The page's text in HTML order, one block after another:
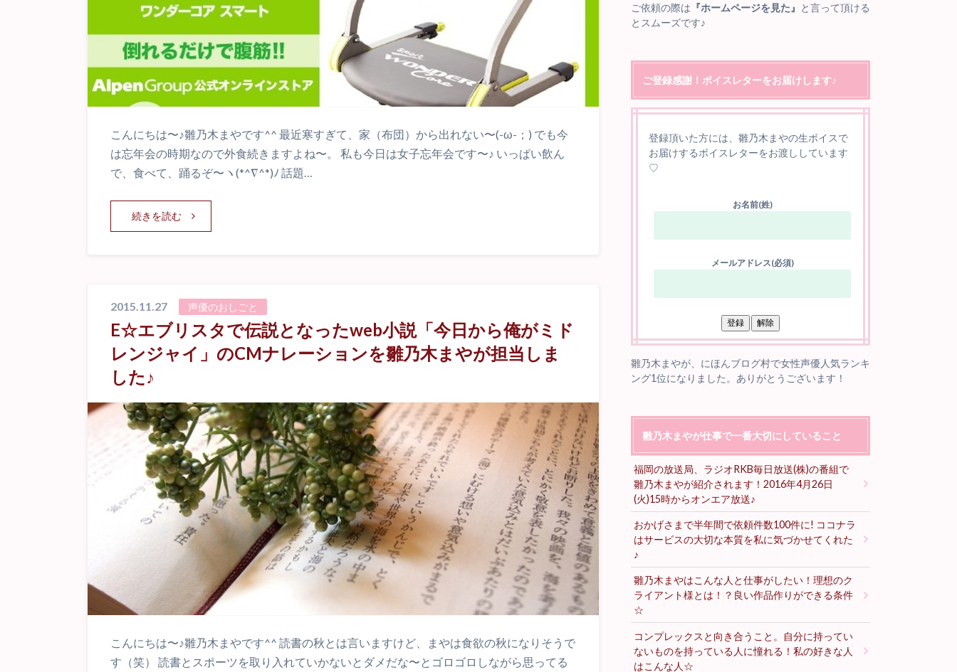
こんにちは〜♪雛乃木まやです^^ 最近寒すぎて、家（布団）から出れない〜(-ω-；) でも今
は忘年会の時期なので外食続きますよね〜。 私も今日は女子忘年会です〜♪ いっぱい飲ん
で、食べて、踊るぞ〜ヽ(*^∇^*)ﾉ 話題…
続きを読む
2015.11.27 声優のおしごと
E☆エブリスタで伝説となったweb小説「今日から俺がミド
レンジャイ」のCMナレーションを雛乃木まやが担当しま
した♪
こんにちは〜♪雛乃木まやです^^ 読書の秋とは言いますけど、まやは食欲の秋になりそうで
す（笑） 読書とスポーツを取り入れていかないとダメだな〜とゴロゴロしながら思ってる
ご依頼の際は 『ホームページを見た』 と言って頂ける
とスムーズです♪
ご登録感謝！ボイスレターをお届けします♪
登録頂いた方には、雛乃木まやの生ボイスで
お届けするボイスレターをお渡ししています
♡
お名前(姓)
メールアドレス(必須)
雛乃木まやが、にほんブログ村で女性声優人気ランキ
ング1位になりました。ありがとうございます！
雛乃木まやが仕事で一番大切にしていること
福岡の放送局、ラジオRKB毎日放送(株)の番組で
雛乃木まやが紹介されます！2016年4月26日
(火)15時からオンエア放送♪
おかげさまで半年間で依頼件数100件に! ココナラ
はサービスの大切な本質を私に気づかせてくれた
♪
雛乃木まやはこんな人と仕事がしたい！理想のク
ライアント様とは！？良い作品作りができる条件
☆
コンプレックスと向き合うこと。自分に持ってい
ないものを持っている人に憧れる！私の好きな人
はこんな人☆